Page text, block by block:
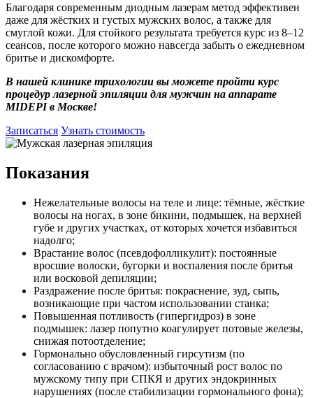
Благодаря современным диодным лазерам метод эффективен
даже для жёстких и густых мужских волос, а также для
смуглой кожи. Для стойкого результата требуется курс из 8–12
сеансов, после которого можно навсегда забыть о ежедневном
бритье и дискомфорте.
В нашей клинике трихологии вы можете пройти курс
процедур лазерной эпиляции для мужчин на аппарате
MIDEPI в Москве!
Записаться Узнать стоимость
Показания
Нежелательные волосы на теле и лице: тёмные, жёсткие
волосы на ногах, в зоне бикини, подмышек, на верхней
губе и других участках, от которых хочется избавиться
надолго;
Врастание волос (псевдофолликулит): постоянные
вросшие волоски, бугорки и воспаления после бритья
или восковой депиляции;
Раздражение после бритья: покраснение, зуд, сыпь,
возникающие при частом использовании станка;
Повышенная потливость (гипергидроз) в зоне
подмышек: лазер попутно коагулирует потовые железы,
снижая потоотделение;
Гормонально обусловленный гирсутизм (по
согласованию с врачом): избыточный рост волос по
мужскому типу при СПКЯ и других эндокринных
нарушениях (после стабилизации гормонального фона);